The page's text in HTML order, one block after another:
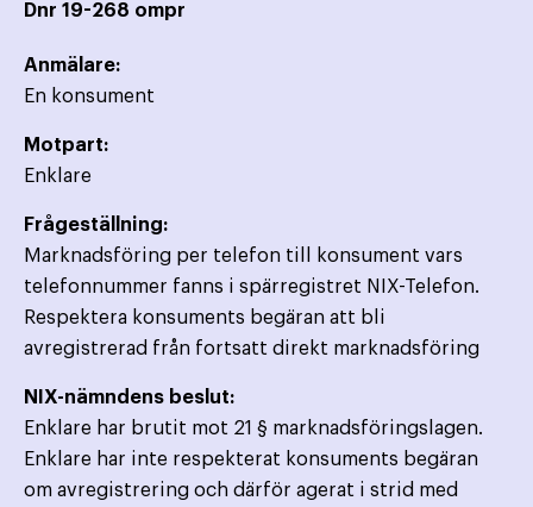
Dnr 19-268 ompr
Anmälare:
En konsument
Motpart:
Enklare
Frågeställning:
Marknadsföring per telefon till konsument vars
telefonnummer fanns i spärregistret NIX-Telefon.
Respektera konsuments begäran att bli
avregistrerad från fortsatt direkt marknadsföring
NIX-nämndens beslut:
Enklare har brutit mot 21 § marknadsföringslagen.
Enklare har inte respekterat konsuments begäran
om avregistrering och därför agerat i strid med